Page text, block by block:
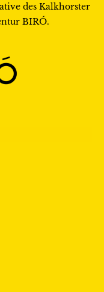
des Kalkhorster
BIRÓ.